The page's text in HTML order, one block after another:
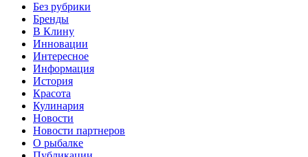
Без рубрики
Бренды
В Клину
Инновации
Интересное
Информация
История
Красота
Кулинария
Новости
Новости партнеров
О рыбалке